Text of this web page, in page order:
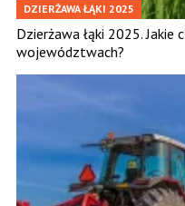
DZIERŻAWA ŁĄKI 2025
Dzierżawa łąki 2025. Jakie
województwach?